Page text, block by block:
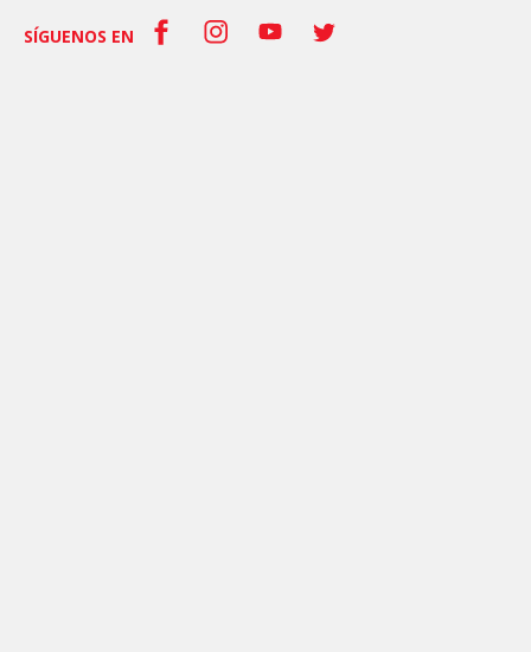
SÍGUENOS EN